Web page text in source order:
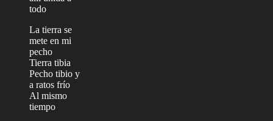
todo
La tierra se
mete en mi
pecho
Tierra tibia
Pecho tibio y
a ratos frío
Al mismo
tiempo